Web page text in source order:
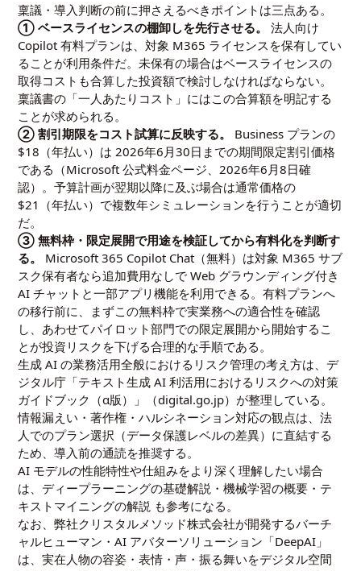
稟議・導入判断の前に押さえるべきポイントは三点ある。
① ベースライセンスの棚卸しを先行させる。
法人向け
Copilot 有料プランは、対象 M365 ライセンスを保有してい
ることが利用条件だ。未保有の場合はベースライセンスの
取得コストも合算した投資額で検討しなければならない。
稟議書の「一人あたりコスト」にはこの合算額を明記する
ことが求められる。
② 割引期限をコスト試算に反映する。
Business プランの
$18（年払い）は 2026年6月30日までの期間限定割引価格
である（Microsoft 公式料金ページ、2026年6月8日確
認）。予算計画が翌期以降に及ぶ場合は通常価格の
$21（年払い）で複数年シミュレーションを行うことが適切
だ。
③ 無料枠・限定展開で用途を検証してから有料化を判断す
る。
Microsoft 365 Copilot Chat（無料）は対象 M365 サブ
スク保有者なら追加費用なしで Web グラウンディング付き
AI チャットと一部アプリ機能を利用できる。有料プランへ
の移行前に、まずこの無料枠で実業務への適合性を確認
し、あわせてパイロット部門での限定展開から開始するこ
とが投資リスクを下げる合理的な手順である。
生成 AI の業務活用全般におけるリスク管理の考え方は、デ
ジタル庁「テキスト生成 AI 利活用におけるリスクへの対策
ガイドブック（α版）」（digital.go.jp）が整理している。
情報漏えい・著作権・ハルシネーション対応の観点は、法
人でのプラン選択（データ保護レベルの差異）に直結する
ため、導入前の通読を推奨する。
AI モデルの性能特性や仕組みをより深く理解したい場合
は、 ディープラーニングの基礎解説 ・機械学習の概要 ・ テ
キストマイニングの解説 も参考になる。
なお、弊社クリスタルメソッド株式会社が開発するバーチ
ャルヒューマン・AI アバターソリューション「DeepAI」
は、実在人物の容姿・表情・声・振る舞いをデジタル空間